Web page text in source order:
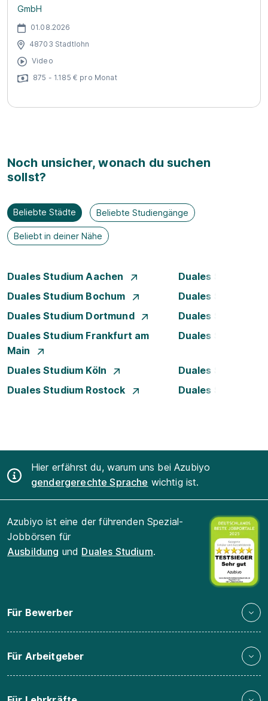
GmbH
01.08.2026
48703 Stadtlohn
Video
875 - 1.185 € pro Monat
Noch unsicher, wonach du suchen
sollst?
Beliebte Städte Beliebte Studiengänge
Beliebt in deiner Nähe
Duales Studium Aachen
Duales Studium
Duales Studium Bochum
Duales Studium
Duales Studium Dortmund
Duales Studium
Duales Studium Frankfurt am
Main
Duales Studium
Duales Studium Köln
Duales Studium
Duales Studium Rostock
Duales Studium
Hier erfährst du, warum uns bei Azubiyo
gendergerechte Sprache wichtig ist.
Azubiyo ist eine der führenden Spezial-
Jobbörsen für
Ausbildung und Duales Studium.
Für Bewerber
Für Arbeitgeber